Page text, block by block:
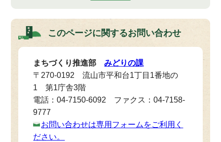
このページに関するお問い合わせ
まちづくり推進部みどりの課
〒270-0192 流山市平和台1丁目1番地の
1 第1庁舎3階
電話：04-7150-6092 ファクス：04-7158-
9777
お問い合わせは専用フォームをご利用く
ださい。